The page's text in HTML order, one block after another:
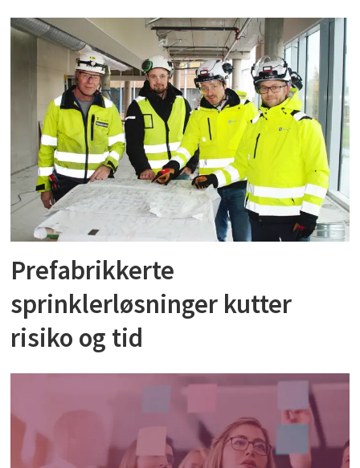
Prefabrikkerte
sprinklerløsninger kutter
risiko og tid